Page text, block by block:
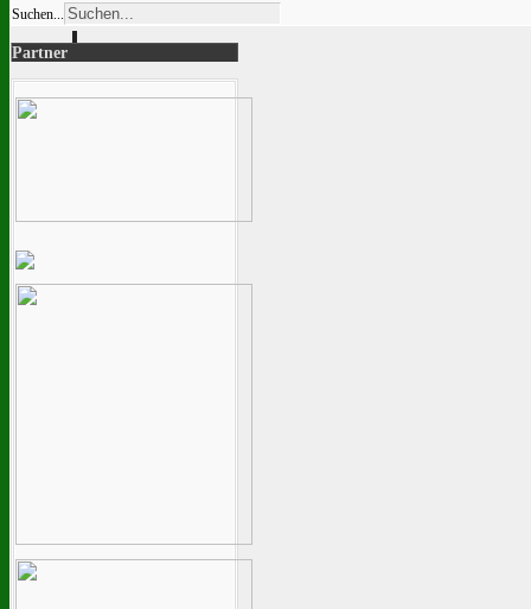
Suchen...
Partner